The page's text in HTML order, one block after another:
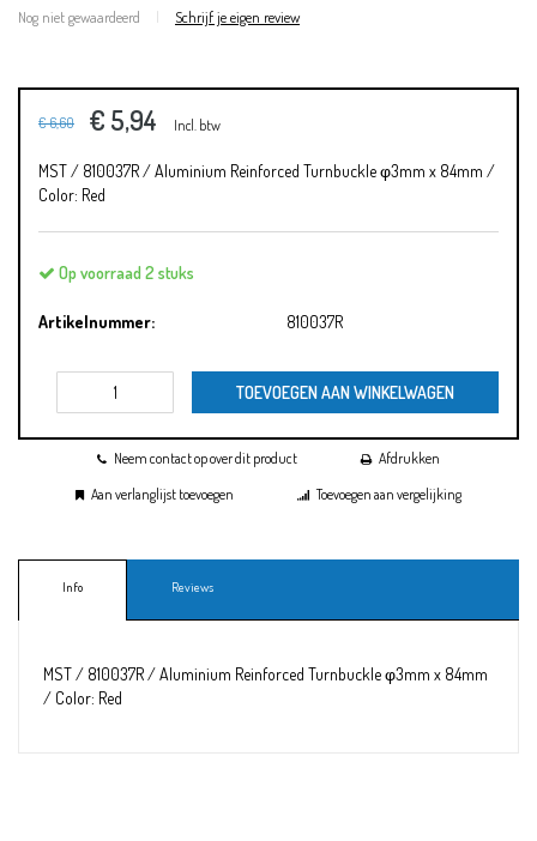
Nog niet gewaardeerd | Schrijf je eigen review
€ 6,60 € 5,94 Incl. btw
MST / 810037R / Aluminium Reinforced Turnbuckle φ3mm x 84mm /
Color: Red
Op voorraad 2 stuks
Artikelnummer: 810037R
TOEVOEGEN AAN WINKELWAGEN
Neem contact op over dit product
Afdrukken
Aan verlanglijst toevoegen
Toevoegen aan vergelijking
Info Reviews
MST / 810037R / Aluminium Reinforced Turnbuckle φ3mm x 84mm
/ Color: Red